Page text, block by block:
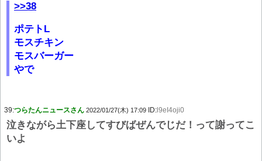
>>38
ポテトL
モスチキン
モスバーガー
やで
39:つらたんニュースさん 2022/01/27(木) 17:09 ID: l9eI4oji0
泣きながら土下座してすびばぜんでじだ！って謝ってこ
いよ